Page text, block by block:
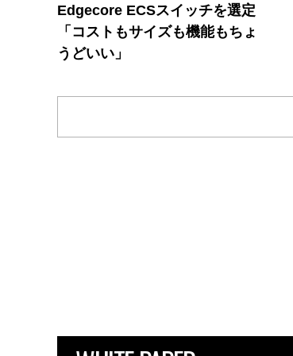
Edgecore ECSスイッチを選定
「コストもサイズも機能もちょ
うどいい」